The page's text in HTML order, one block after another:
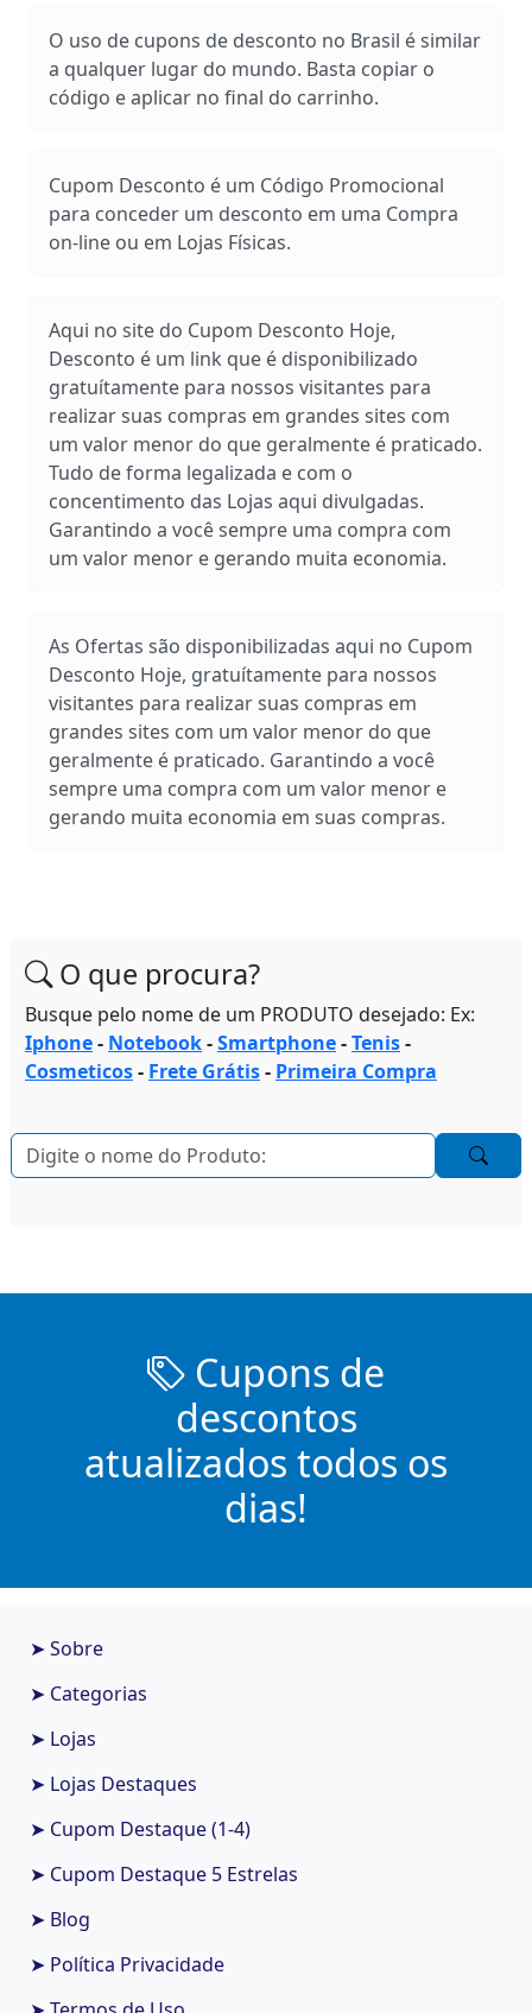
O uso de cupons de desconto no Brasil é similar
a qualquer lugar do mundo. Basta copiar o
código e aplicar no final do carrinho.
Cupom Desconto é um Código Promocional
para conceder um desconto em uma Compra
on-line ou em Lojas Físicas.
Aqui no site do Cupom Desconto Hoje,
Desconto é um link que é disponibilizado
gratuítamente para nossos visitantes para
realizar suas compras em grandes sites com
um valor menor do que geralmente é praticado.
Tudo de forma legalizada e com o
concentimento das Lojas aqui divulgadas.
Garantindo a você sempre uma compra com
um valor menor e gerando muita economia.
As Ofertas são disponibilizadas aqui no Cupom
Desconto Hoje, gratuítamente para nossos
visitantes para realizar suas compras em
grandes sites com um valor menor do que
geralmente é praticado. Garantindo a você
sempre uma compra com um valor menor e
gerando muita economia em suas compras.
O que procura?
Busque pelo nome de um PRODUTO desejado: Ex:
Iphone- Notebook-Smartphone-Tenis-
Cosmeticos- Frete Grátis- Primeira Compra
Cupons de
descontos
atualizados todos os
dias!
➤ Sobre
➤ Categorias
➤ Lojas
➤ Lojas Destaques
➤ Cupom Destaque (1-4)
➤ Cupom Destaque 5 Estrelas
➤ Blog
➤ Política Privacidade